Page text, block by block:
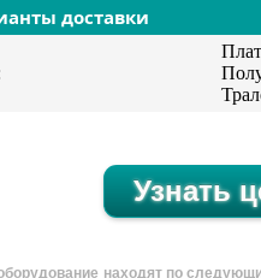
доставки
находят по